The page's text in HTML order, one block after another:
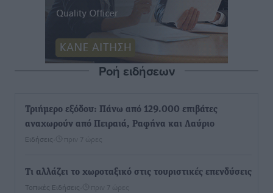
Ροή ειδήσεων
Τριήμερο εξόδου: Πάνω από 129.000 επιβάτες
αναχωρούν από Πειραιά, Ραφήνα και Λαύριο
Ειδήσεις πριν 7 ώρες
Τι αλλάζει το χωροταξικό στις τουριστικές επενδύσεις
Τοπικές Ειδήσεις πριν 7 ώρες